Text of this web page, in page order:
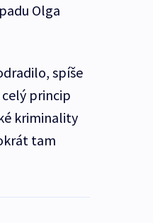
Olga
spíše
princip
kriminality
tam